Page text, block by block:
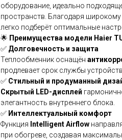
оборудование, идеально
пространств. Благодаря
легко подберёт оптимальные
🌟 Преимущества модели Haier
✅ Долговечность и защита
Теплообменник оснащён
продлевает срок службы
✅ Стильный и продуманный
Скрытый LED-дисплей
элегантность внутреннего блока.
✅ Интеллектуальный комфорт
Функция Intelligent Airflow
при обогреве, создавая